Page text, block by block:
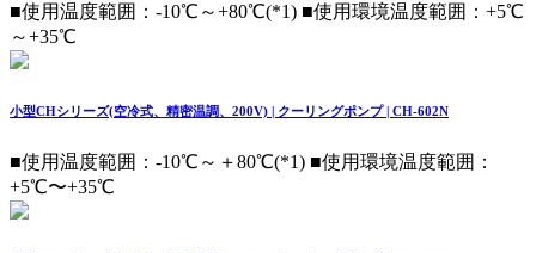
■使用温度範囲：-10℃～+80℃(*1) ■使用環境温度範囲：+5℃
～+35℃
小型CHシリーズ(空冷式、精密温調、200V) | クーリングポンプ | CH-602N
■使用温度範囲：-10℃～＋80℃(*1) ■使用環境温度範囲：
+5℃〜+35℃